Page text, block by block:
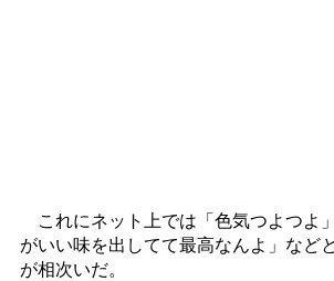
これにネット上では「色気つよつよ
がいい味を出してて最高なんよ」など
が相次いだ。